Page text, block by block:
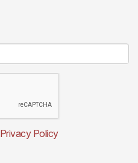
Privacy Policy